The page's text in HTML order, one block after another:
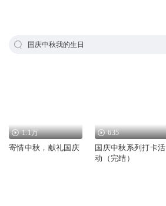
国庆中秋我的生日
1.1万
寄情中秋，献礼国庆
635
国庆中秋系列打卡活
动（完结）